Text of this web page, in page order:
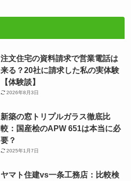
注文住宅の資料請求で営業電話は
来る？20社に請求した私の実体験
【体験談】
2026年8月3日
新築の窓トリプルガラス徹底比
較：国産桧のAPW 651は本当に必
要？
2025年1月7日
ヤマト住建vs一条工務店：比較検